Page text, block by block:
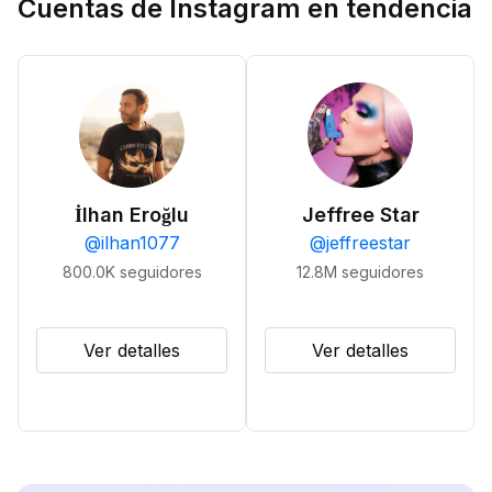
Cuentas de Instagram en tendencia
İlhan Eroğlu
@ilhan1077
800.0K seguidores
Ver detalles
Jeffree Star
@jeffreestar
12.8M seguidores
Ver detalles